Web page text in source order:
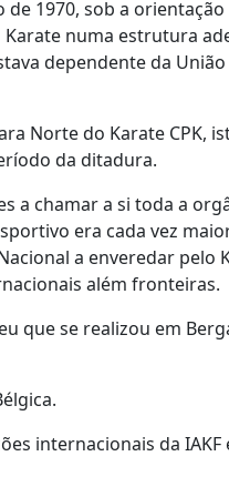
1970, sob a orientação
Karate numa estrutura
dependente da
Norte do Karate CPK,
da ditadura.
a chamar a si toda a
era cada vez
a enveredar pelo
além fronteiras.
que se realizou em
internacionais da IAKF